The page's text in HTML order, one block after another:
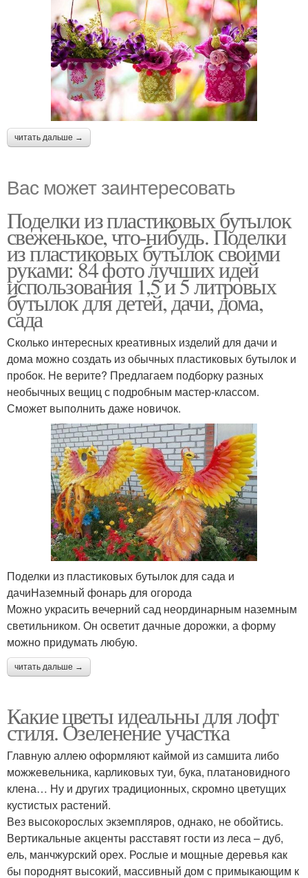
читать дальше →
Вас может заинтересовать
Поделки из пластиковых бутылок
свеженькое, что-нибудь. Поделки
из пластиковых бутылок своими
руками: 84 фото лучших идей
использования 1,5 и 5 литровых
бутылок для детей, дачи, дома,
сада
Сколько интересных креативных изделий для дачи и
дома можно создать из обычных пластиковых бутылок и
пробок. Не верите? Предлагаем подборку разных
необычных вещиц с подробным мастер-классом.
Сможет выполнить даже новичок.
Поделки из пластиковых бутылок для сада и
дачиНаземный фонарь для огорода
Можно украсить вечерний сад неординарным наземным
светильником. Он осветит дачные дорожки, а форму
можно придумать любую.
читать дальше →
Какие цветы идеальны для лофт
стиля. Озеленение участка
Главную аллею оформляют каймой из самшита либо
можжевельника, карликовых туи, бука, платановидного
клена… Ну и других традиционных, скромно цветущих
кустистых растений.
Вез высокорослых экземпляров, однако, не обойтись.
Вертикальные акценты расставят гости из леса – дуб,
ель, манчжурский орех. Рослые и мощные деревья как
бы породнят высокий, массивный дом с примыкающим к